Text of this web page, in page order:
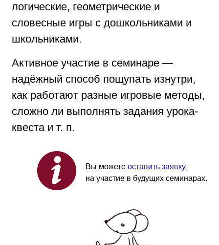
логические, геометрические и
словесные игры с дошкольниками и
школьниками.
Активное участие в семинаре —
надёжный способ пощупать изнутри,
как работают разные игровые методы,
сложно ли выполнять задания урока-
квеста и т. п.
Вы можете оставить заявку
на участие в будущих семинарах.